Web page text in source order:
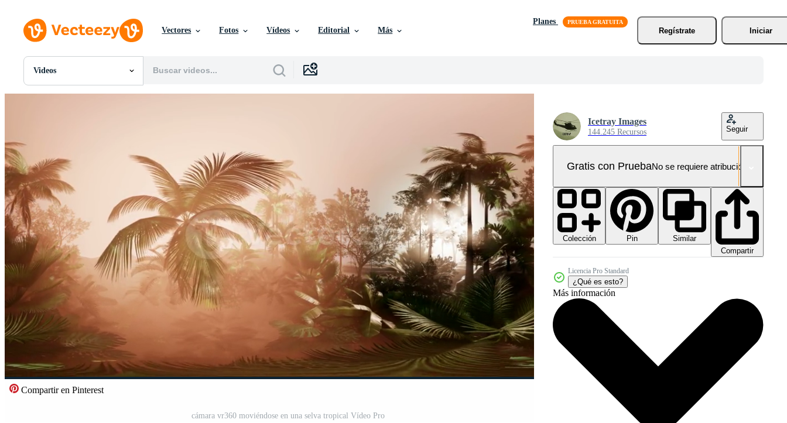
Vectores Fotos Vídeos Editorial Más
Planes
Regístrate
Iniciar
Videos
Todas Imágenes
Vectores
Videos
Gráficos en Movimiento
Imágenes Editoriales
Eventos Editoriales
Compartir en Pinterest
cámara vr360 moviéndose en una selva tropical Vídeo Pro
Icetray Images
144.245 Recursos Seguir
Gratis con PruebaNo se requiere atribución!
Colección Pin
Similar
Compartir
Licencia Pro Standard
¿Qué es esto?
Más información